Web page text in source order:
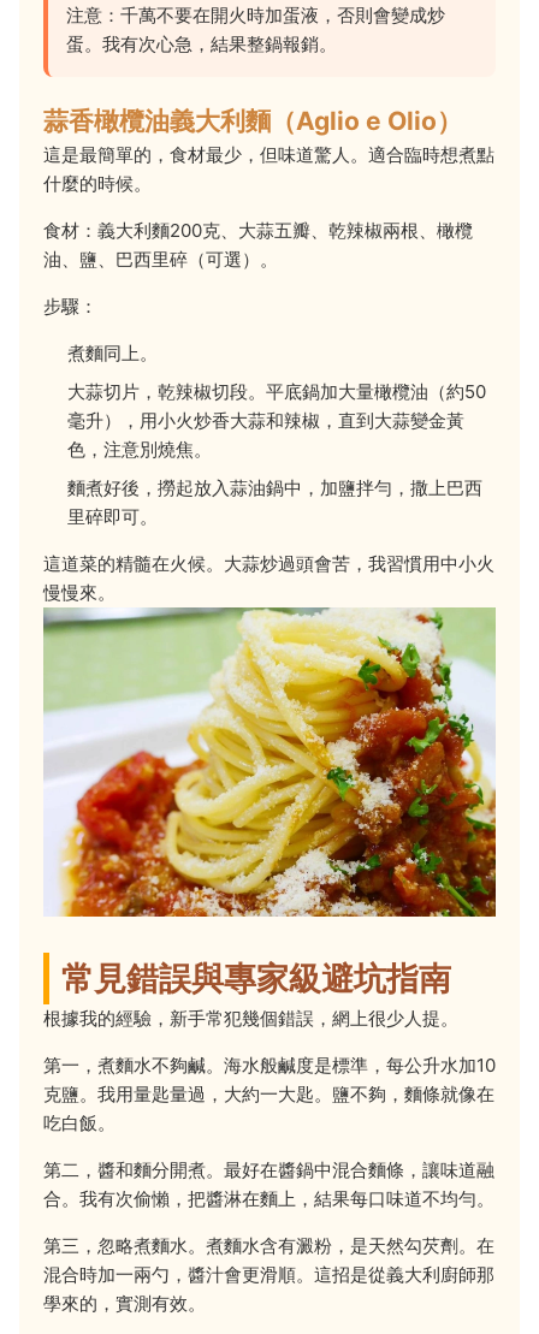
注意：千萬不要在開火時加蛋液，否則會變成炒
蛋。我有次心急，結果整鍋報銷。
蒜香橄欖油義大利麵（Aglio e Olio）
這是最簡單的，食材最少，但味道驚人。適合臨時想煮點
什麼的時候。
食材：義大利麵200克、大蒜五瓣、乾辣椒兩根、橄欖
油、鹽、巴西里碎（可選）。
步驟：
煮麵同上。
大蒜切片，乾辣椒切段。平底鍋加大量橄欖油（約50
毫升），用小火炒香大蒜和辣椒，直到大蒜變金黃
色，注意別燒焦。
麵煮好後，撈起放入蒜油鍋中，加鹽拌勻，撒上巴西
里碎即可。
這道菜的精髓在火候。大蒜炒過頭會苦，我習慣用中小火
慢慢來。
常見錯誤與專家級避坑指南
根據我的經驗，新手常犯幾個錯誤，網上很少人提。
第一，煮麵水不夠鹹。海水般鹹度是標準，每公升水加10
克鹽。我用量匙量過，大約一大匙。鹽不夠，麵條就像在
吃白飯。
第二，醬和麵分開煮。最好在醬鍋中混合麵條，讓味道融
合。我有次偷懶，把醬淋在麵上，結果每口味道不均勻。
第三，忽略煮麵水。煮麵水含有澱粉，是天然勾芡劑。在
混合時加一兩勺，醬汁會更滑順。這招是從義大利廚師那
學來的，實測有效。